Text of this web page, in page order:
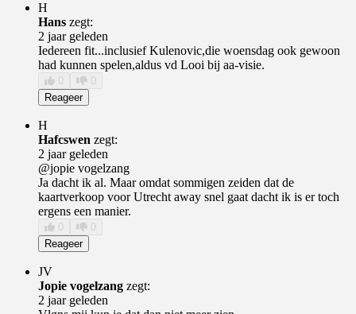
H
Hans zegt:
2 jaar geleden
Iedereen fit...inclusief Kulenovic,die woensdag ook gewoon
had kunnen spelen,aldus vd Looi bij aa-visie.
0
0
Reageer
H
Hafcswen zegt:
2 jaar geleden
@jopie vogelzang
Ja dacht ik al. Maar omdat sommigen zeiden dat de
kaartverkoop voor Utrecht away snel gaat dacht ik is er toch
ergens een manier.
0
0
Reageer
JV
Jopie vogelzang zegt:
2 jaar geleden